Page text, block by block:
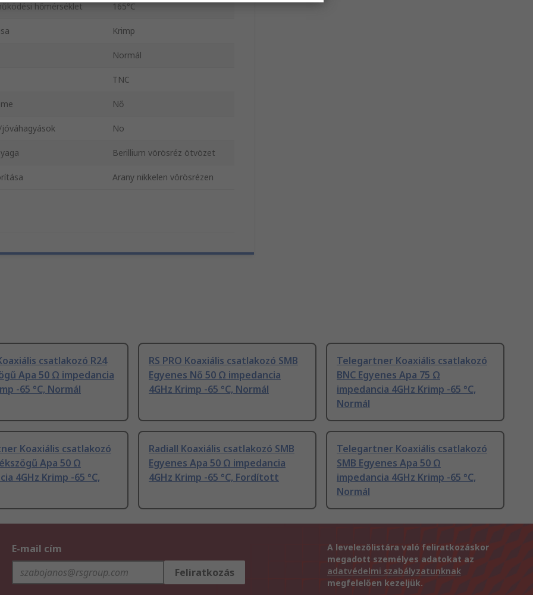
hőmérséklet 165°C
Krimp
Normál
TNC
Nő
No
Berillium vörösréz ötvözet
Arany nikkelen vörösrézen
csatlakozó R24
Apa 50 Ω impedancia
-65 °C, Normál
RS PRO Koaxiális csatlakozó SMB
Egyenes Nő 50 Ω impedancia
4GHz Krimp -65 °C, Normál
Telegartner Koaxiális csatlakozó
BNC Egyenes Apa 75 Ω
impedancia 4GHz Krimp -65 °C,
Normál
Koaxiális csatlakozó
Apa 50 Ω
4GHz Krimp -65 °C,
Radiall Koaxiális csatlakozó SMB
Egyenes Apa 50 Ω impedancia
4GHz Krimp -65 °C, Fordított
Telegartner Koaxiális csatlakozó
SMB Egyenes Apa 50 Ω
impedancia 4GHz Krimp -65 °C,
Normál
E-mail cím
Feliratkozás
A levelezőlistára való feliratkozáskor
megadott személyes adatokat az
adatvédelmi szabályzatunknak
megfelelően kezeljük.